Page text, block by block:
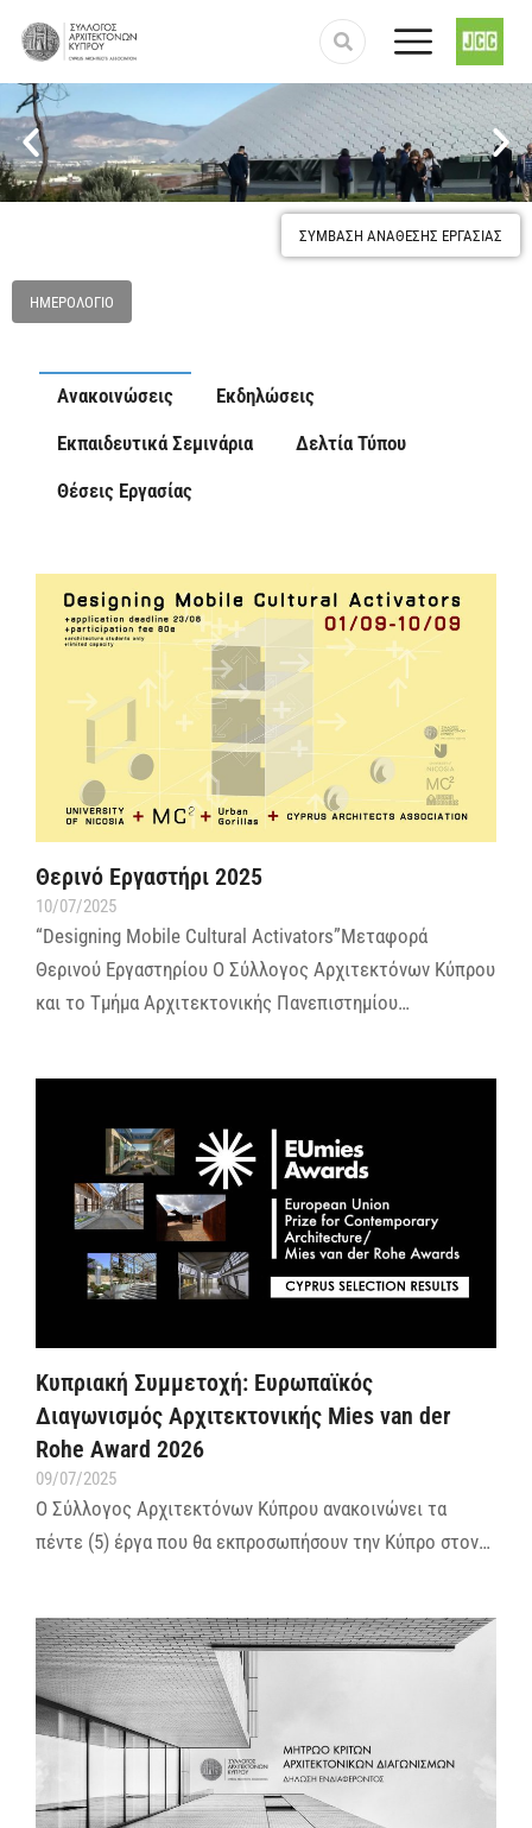
Προστασία και κατοχύρωση του επαγγέλματος του
ΑρχιτέκτοναΣΥΜΒΑΣΗ ΑΝΑΘΕΣΗΣ ΕΡΓΑΣΙΑΣ
ΗΜΕΡΟΛΌΓΙΟ
Ανακοινώσεις
Εκδηλώσεις
Εκπαιδευτικά Σεμινάρια
Δελτία Τύπου
Θέσεις Εργασίας
Θερινό Εργαστήρι 2025
10/07/2025
“Designing Mobile Cultural Activators”Μεταφορά
Θερινού Εργαστηρίου Ο Σύλλογος Αρχιτεκτόνων Κύπρου
και το Τμήμα Αρχιτεκτονικής Πανεπιστημίου…
Κυπριακή Συμμετοχή: Ευρωπαϊκός
Διαγωνισμός Αρχιτεκτονικής Mies van der
Rohe Award 2026
09/07/2025
Ο Σύλλογος Αρχιτεκτόνων Κύπρου ανακοινώνει τα
πέντε (5) έργα που θα εκπροσωπήσουν την Κύπρο στον…